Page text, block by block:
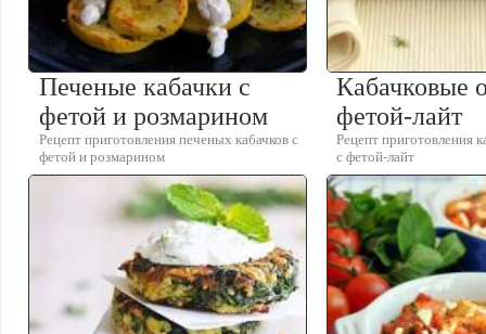
Печеные кабачки с
фетой и розмарином
Рецепт приготовления печеных кабачков с
фетой и розмарином
Кабачковые
фетой-лайт
Рецепт приготовления
с фетой-лайт